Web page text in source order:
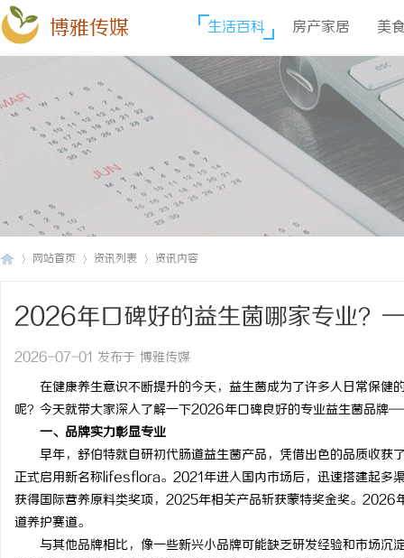
博雅传媒 生活百科 房产家居 美
网站首页 资讯列表 资讯内容
2026年口碑好的益生菌哪家专业？
2026-07-01 发布于 博雅传媒
在健康养生意识不断提升的今天，益生菌成为了许多人日常保健
呢？今天就带大家深入了解一下2026年口碑良好的专业益生菌品牌
一、品牌实力彰显专业
早年，舒伯特就自研初代肠道益生菌产品，凭借出色的品质收获
正式启用新名称lifesflora。2021年进入国内市场后，迅速搭建起
获得国际营养原料类奖项，2025年相关产品斩获蒙特奖金奖。
道养护赛道。
与其他品牌相比，像一些新兴小品牌可能缺乏研发经验和市场沉